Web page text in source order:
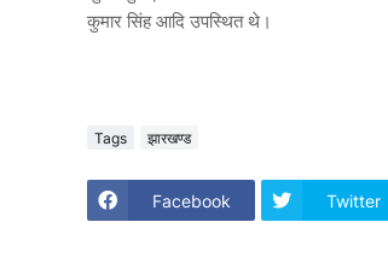
कुमार सिंह आदि उपस्थित थे।
Tags झारखण्ड
Facebook Twitter